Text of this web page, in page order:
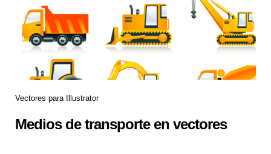
Vectores para Illustrator
Medios de transporte en vectores